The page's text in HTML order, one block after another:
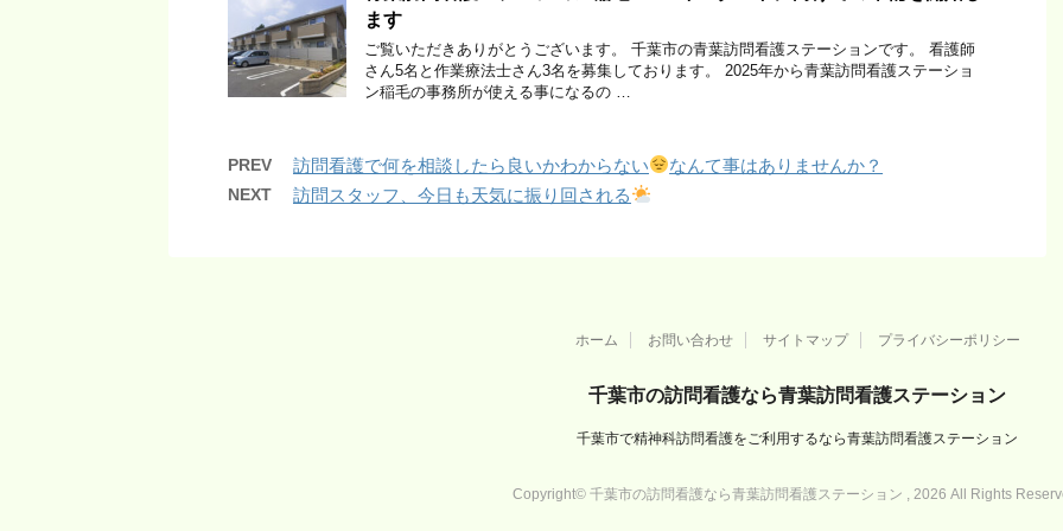
ます
ご覧いただきありがとうございます。 千葉市の青葉訪問看護ステーションです。 看護師
さん5名と作業療法士さん3名を募集しております。 2025年から青葉訪問看護ステーショ
ン稲毛の事務所が使える事になるの …
PREV 訪問看護で何を相談したら良いかわからない なんて事はありませんか？
NEXT 訪問スタッフ、今日も天気に振り回される
ホーム お問い合わせ サイトマップ プライバシーポリシー
千葉市の訪問看護なら青葉訪問看護ステーション
千葉市で精神科訪問看護をご利用するなら青葉訪問看護ステーション
Copyright© 千葉市の訪問看護なら青葉訪問看護ステーション , 2026 All Rights